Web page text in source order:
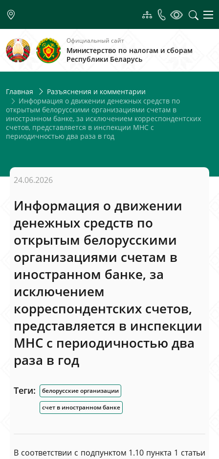
Официальный сайт
Министерство по налогам и сборам
Республики Беларусь
Главная
Разъяснения и комментарии
Информация о движении денежных средств по
открытым белорусскими организациями счетам в
иностранном банке, за исключением корреспондентских
счетов, представляется в инспекции МНС с
периодичностью два раза в год
24.06.2026
Информация о движении
денежных средств по
открытым белорусскими
организациями счетам в
иностранном банке, за
исключением
корреспондентских счетов,
представляется в инспекции
МНС с периодичностью два
раза в год
Теги:
белорусские организации
счет в иностранном банке
В соответствии с подпунктом 1.10 пункта 1 статьи